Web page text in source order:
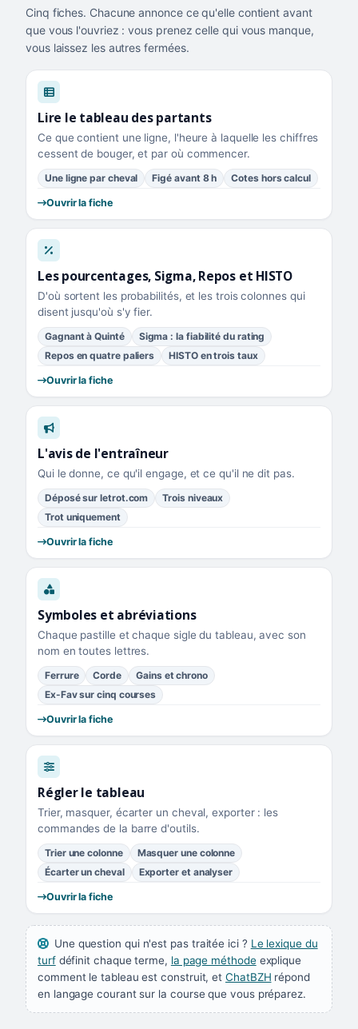
Cinq fiches. Chacune annonce ce qu'elle contient avant
que vous l'ouvriez : vous prenez celle qui vous manque,
vous laissez les autres fermées.
Lire le tableau des partants
Ce que contient une ligne, l'heure à laquelle les chiffres
cessent de bouger, et par où commencer.
Une ligne par cheval Figé avant 8 h Cotes hors calcul
Ouvrir la fiche
Les pourcentages, Sigma, Repos et HISTO
D'où sortent les probabilités, et les trois colonnes qui
disent jusqu'où s'y fier.
Gagnant à Quinté
Sigma : la fiabilité du rating
Repos en quatre paliers
HISTO en trois taux
Ouvrir la fiche
L'avis de l'entraîneur
Qui le donne, ce qu'il engage, et ce qu'il ne dit pas.
Déposé sur letrot.com
Trois niveaux
Trot uniquement
Ouvrir la fiche
Symboles et abréviations
Chaque pastille et chaque sigle du tableau, avec son
nom en toutes lettres.
Ferrure Corde
Gains et chrono
Ex-Fav sur cinq courses
Ouvrir la fiche
Régler le tableau
Trier, masquer, écarter un cheval, exporter : les
commandes de la barre d'outils.
Trier une colonne
Masquer une colonne
Écarter un cheval
Exporter et analyser
Ouvrir la fiche
Une question qui n'est pas traitée ici ? Le lexique du
turfdéfinit chaque terme, la page méthodeexplique
comment le tableau est construit, etChatBZH répond
en langage courant sur la course que vous préparez.